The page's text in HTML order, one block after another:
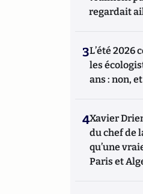
regardait
3L’été 2026
les
ans : non,
4Xavier
du chef de
qu’une
Paris et